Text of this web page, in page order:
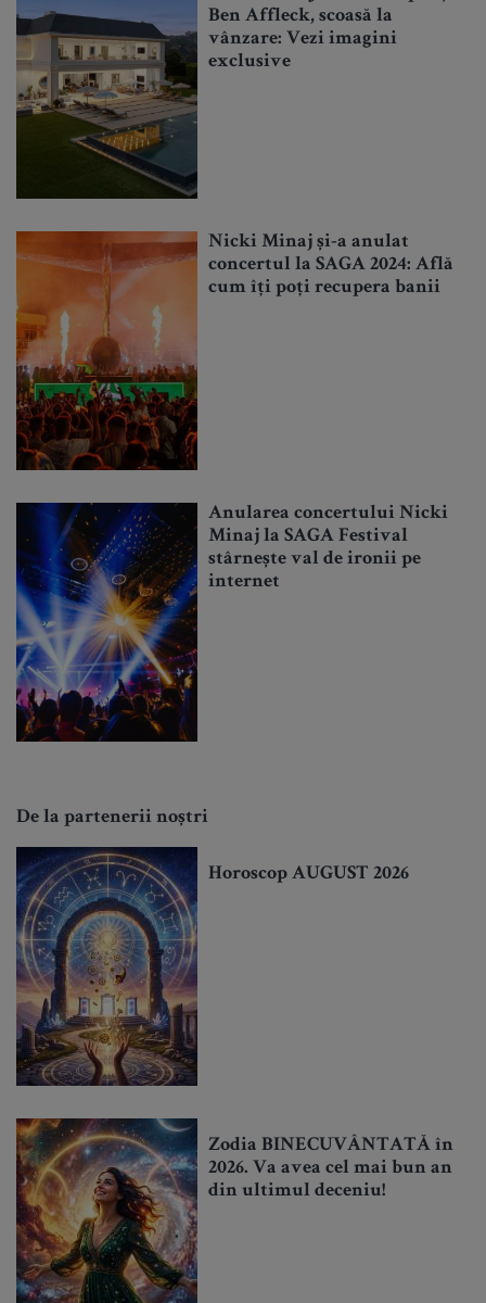
Ben Affleck, scoasă la
vânzare: Vezi imagini
exclusive
Nicki Minaj și-a anulat
concertul la SAGA 2024: Află
cum îți poți recupera banii
Anularea concertului Nicki
Minaj la SAGA Festival
stârnește val de ironii pe
internet
De la partenerii noștri
Horoscop AUGUST 2026
Zodia BINECUVÂNTATĂ în
2026. Va avea cel mai bun an
din ultimul deceniu!